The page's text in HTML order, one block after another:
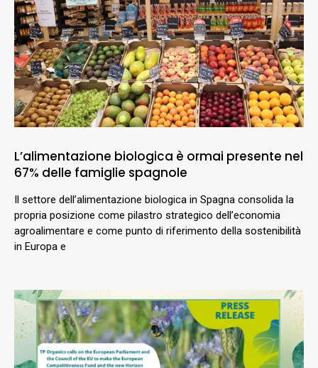
L’alimentazione biologica è ormai presente nel
67% delle famiglie spagnole
Il settore dell’alimentazione biologica in Spagna consolida la
propria posizione come pilastro strategico dell’economia
agroalimentare e come punto di riferimento della sostenibilità
in Europa e